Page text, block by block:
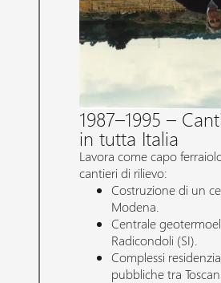
1987–1995 –
in tutta Italia
Lavora come capo
cantieri di rilievo:
Costruzione di un
Modena.
Centrale
Radicondoli (SI).
Complessi
pubbliche tra